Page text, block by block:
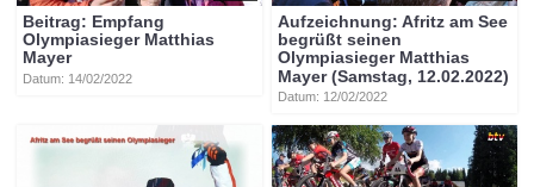
Beitrag: Empfang
Olympiasieger Matthias
Mayer
Datum: 14/02/2022
Aufzeichnung: Afritz am See
begrüßt seinen
Olympiasieger Matthias
Mayer (Samstag, 12.02.2022)
Datum: 12/02/2022